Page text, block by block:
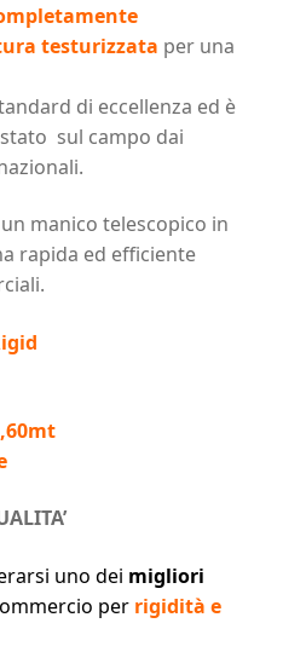
testurizzata per una
di eccellenza ed è
sul campo dai
manico telescopico in
rapida ed efficiente
uno dei migliori
per rigidità e